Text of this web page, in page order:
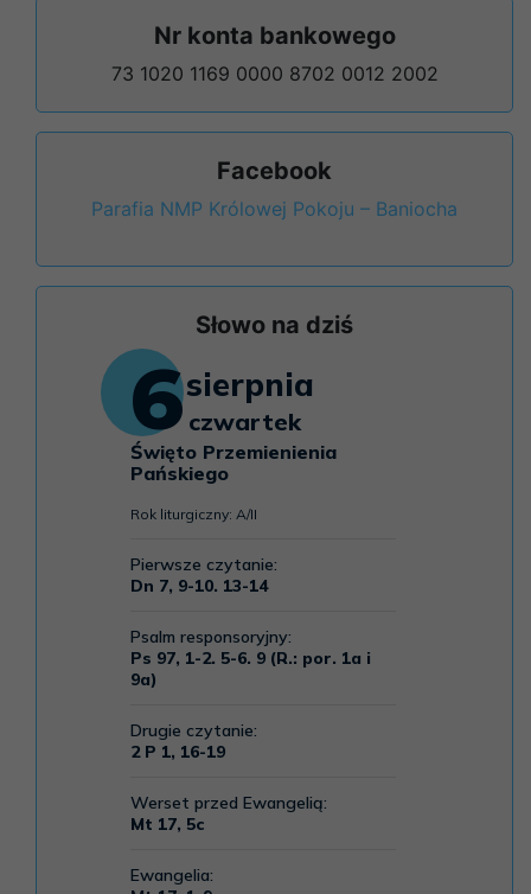
Nr konta bankowego
73 1020 1169 0000 8702 0012 2002
Facebook
Parafia NMP Królowej Pokoju – Baniocha
Słowo na dziś